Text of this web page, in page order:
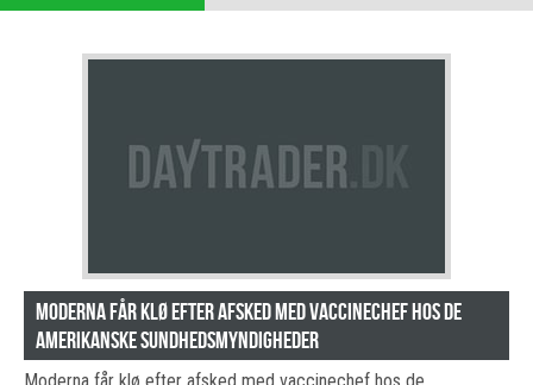
Moderna får klø efter afsked med vaccinechef hos de
amerikanske sundhedsmyndigheder